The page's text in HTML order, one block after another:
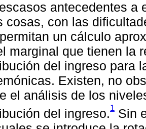
antecedentes a
cosas, con las
un cálculo
marginal que tienen la
del ingreso para
Existen, no
el análisis de los
del ingreso.1 Sin